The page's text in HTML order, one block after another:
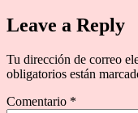
Leave a Reply
Tu dirección de correo
obligatorios están
Comentario *